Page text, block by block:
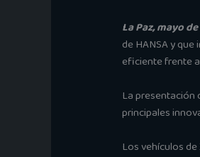
La Paz, mayo
de HANSA y
eficiente frente
La presentación
principales
Los vehículos